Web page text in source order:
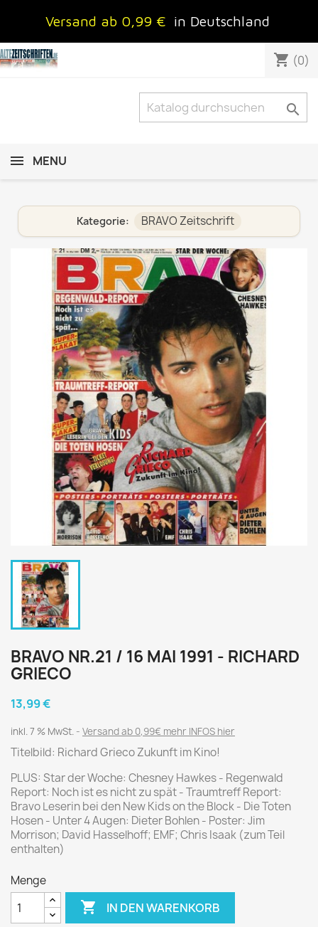
Versand ab 0,99 € in Deutschland
shopping_cart (0)

MENU
Kategorie: BRAVO Zeitschrift
BRAVO NR.21 / 16 MAI 1991 - RICHARD
GRIECO
13,99 €
inkl. 7 % MwSt. Versand ab 0,99€ mehr INFOS hier
Titelbild: Richard Grieco Zukunft im Kino!
PLUS: Star der Woche: Chesney Hawkes - Regenwald
Report: Noch ist es nicht zu spät - Traumtreff Report:
Bravo Leserin bei den New Kids on the Block - Die Toten
Hosen - Unter 4 Augen: Dieter Bohlen - Poster: Jim
Morrison; David Hasselhoff; EMF; Chris Isaak (zum Teil
enthalten)
Menge
 IN DEN WARENKORB